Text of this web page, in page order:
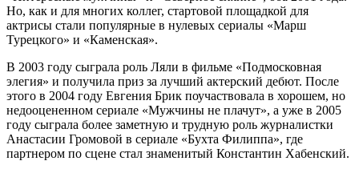
Но, как и для многих коллег, стартовой площадкой для
актрисы стали популярные в нулевых сериалы «Марш
Турецкого» и «Каменская».
В 2003 году сыграла роль Ляли в фильме «Подмосковная
элегия» и получила приз за лучший актерский дебют. После
этого в 2004 году Евгения Брик поучаствовала в хорошем, но
недооцененном сериале «Мужчины не плачут», а уже в 2005
году сыграла более заметную и трудную роль журналистки
Анастасии Громовой в сериале «Бухта Филиппа», где
партнером по сцене стал знаменитый Константин Хабенский.